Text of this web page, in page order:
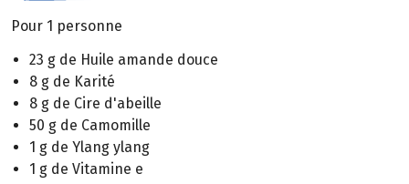
Pour 1 personne
23 g de Huile amande douce
8 g de Karité
8 g de Cire d'abeille
50 g de Camomille
1 g de Ylang ylang
1 g de Vitamine e